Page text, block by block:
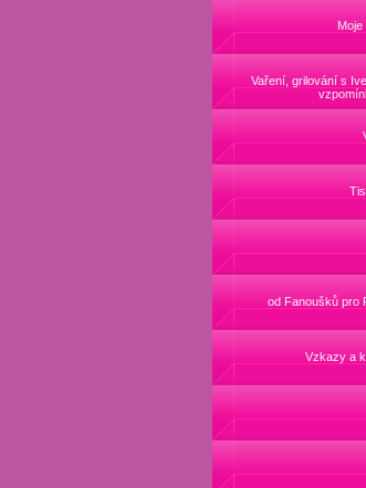
Vaření, grilování s
od Fanoušků pro
Vzkazy a